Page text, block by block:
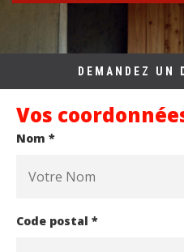
DEMANDEZ UN
Vos
Nom *
Code postal *